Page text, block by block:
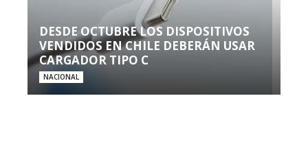
DESDE OCTUBRE LOS DISPOSITIVOS
VENDIDOS EN CHILE DEBERÁN USAR
CARGADOR TIPO C
NACIONAL